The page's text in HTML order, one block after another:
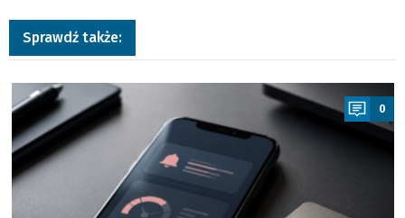
Sprawdź także:
a
0